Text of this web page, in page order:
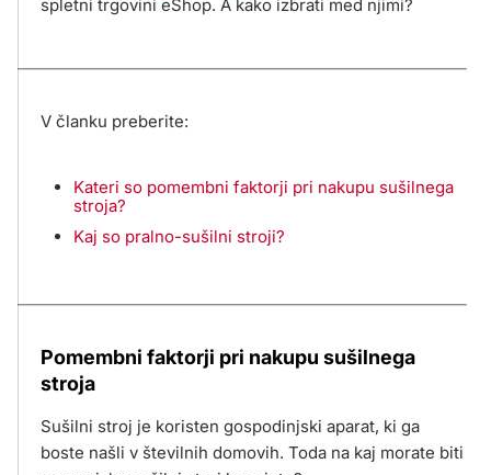
spletni trgovini eShop. A kako izbrati med njimi?
V članku preberite:
Kateri so pomembni faktorji pri nakupu sušilnega
stroja?
Kaj so pralno-sušilni stroji?
Pomembni faktorji pri nakupu sušilnega
stroja
Sušilni stroj je koristen gospodinjski aparat, ki ga
boste našli v številnih domovih. Toda na kaj morate biti